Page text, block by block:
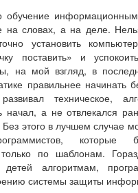
обучение информационным
на словах, а на деле.
установить
поставить» и
на мой взгляд, в
правильнее начинать
техническое,
а не отвлекался
Без этого в лучшем случае
которые
только по шаблонам.
алгоритмам,
системы защиты